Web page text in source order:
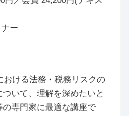
ー
ける法務・税務リスクの
いて、理解を深めたいと
専門家に最適な講座で